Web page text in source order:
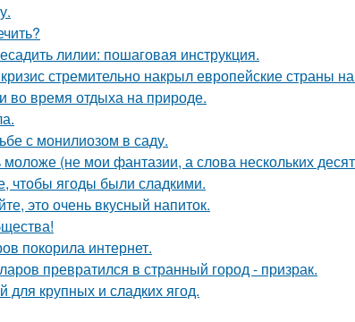
лилии: пошаговая инструкция.
стремительно накрыл европейские страны
во время отдыха на природе.
с монилиозом в саду.
(не мои фантазии, а слова нескольких
чтобы ягоды были сладкими.
это очень вкусный напиток.
покорила интернет.
превратился в странный город - призрак.
для крупных и сладких ягод.